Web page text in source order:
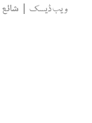
ویب ڈیسک | شائع